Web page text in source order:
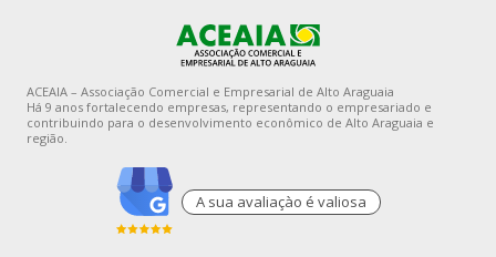
ACEAIA – Associação Comercial e Empresarial de Alto Araguaia
Há 9 anos fortalecendo empresas, representando o empresariado e
contribuindo para o desenvolvimento econômico de Alto Araguaia e
região.
A sua avaliaçào é valiosa